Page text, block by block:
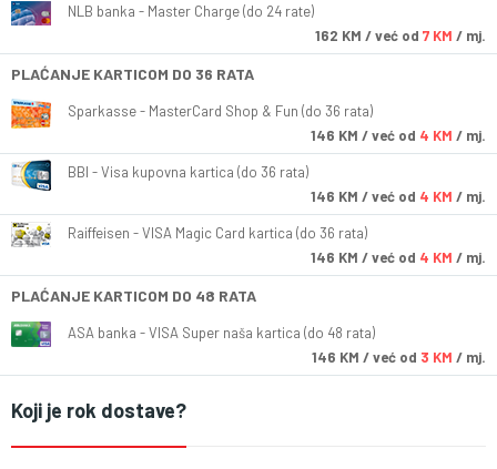
NLB banka - Master Charge (do 24 rate)
162 KM / već od 7 KM / mj.
PLAĆANJE KARTICOM DO 36 RATA
Sparkasse - MasterCard Shop & Fun (do 36 rata)
146 KM / već od 4 KM / mj.
BBI - Visa kupovna kartica (do 36 rata)
146 KM / već od 4 KM / mj.
Raiffeisen - VISA Magic Card kartica (do 36 rata)
146 KM / već od 4 KM / mj.
PLAĆANJE KARTICOM DO 48 RATA
ASA banka - VISA Super naša kartica (do 48 rata)
146 KM / već od 3 KM / mj.
Koji je rok dostave?